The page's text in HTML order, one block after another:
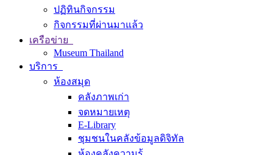
ปฏิทินกิจกรรม
กิจกรรมที่ผ่านมาแล้ว
เครือข่าย
Museum Thailand
บริการ
ห้องสมุด
คลังภาพเก่า
จดหมายเหตุ
E-Library
ชุมชนในคลังข้อมูลดิจิทัล